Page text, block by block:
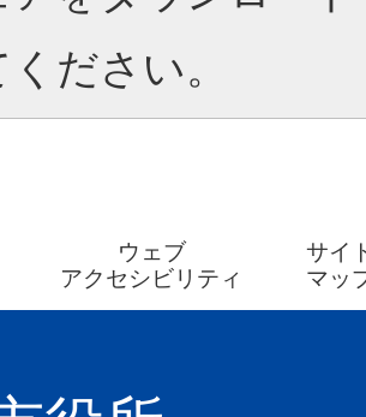
ださい。
ウェブ
アクセシビリティ
サイ
マッ